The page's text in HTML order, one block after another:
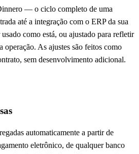
— o ciclo completo de uma
até a integração com o ERP da sua
como está, ou ajustado para refletir
operação. As ajustes são feitos como
sem desenvolvimento adicional.
automaticamente a partir de
eletrônico, de qualquer banco